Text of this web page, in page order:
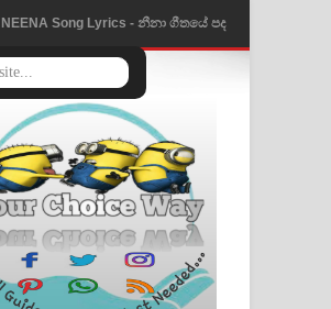
NEENA Song Lyrics - නීනා ගීතයේ පද
පෙළ
Ahimi Wimai Himi Song Lyrics - අහිමි
විමයි හිමි ගීතයේ පද පෙළ
Mathaka Parana Song Lyrics - මතක
පාරනා ගීතයේ පද පෙළ
Nimnadhen Song Lyrics - නිම්නාදෙන්